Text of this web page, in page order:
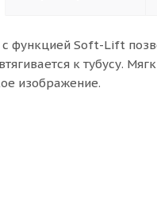
функцией Soft-Lift
к тубусу.
изображение.